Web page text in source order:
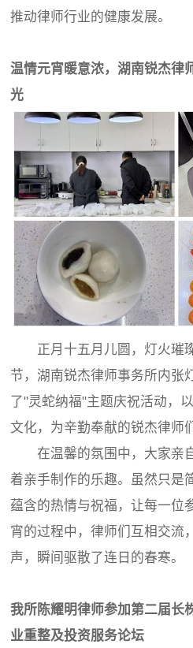
推动律师行业的健康发展。
温情元宵暖意浓，湖南锐杰律
光
正月十五月儿圆，灯火璀
节，湖南锐杰律师事务所内张
了"灵蛇纳福"主题庆祝活动，
文化，为辛勤奉献的锐杰律师
在温馨的氛围中，大家亲
着亲手制作的乐趣。虽然只是
蕴含的热情与祝福，让每一位
宵的过程中，律师们互相交流
声，瞬间驱散了连日的春寒。
我所陈耀明律师参加第二届长
业重整及投资服务论坛